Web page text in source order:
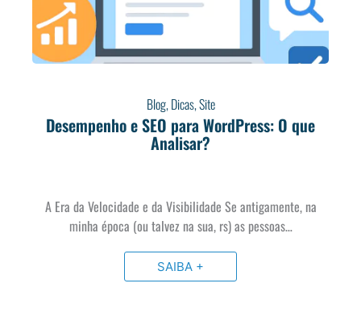
Blog,Dicas,Site
Desempenho e SEO para WordPress: O que
Analisar?
A Era da Velocidade e da Visibilidade Se antigamente, na
minha época (ou talvez na sua, rs) as pessoas…
SAIBA +